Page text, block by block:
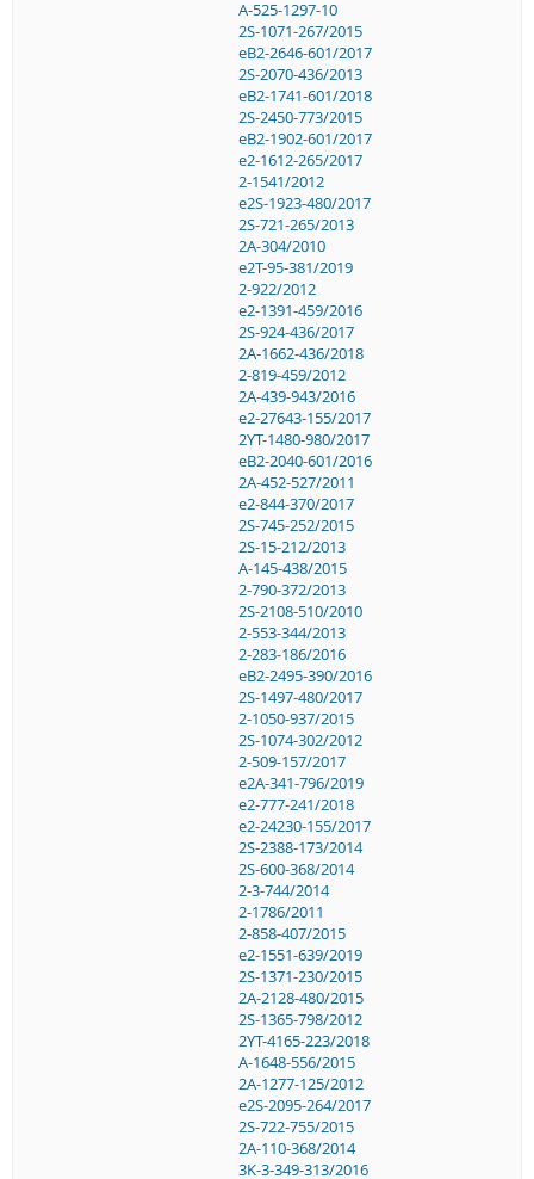
A-525-1297-10
2S-1071-267/2015
eB2-2646-601/2017
2S-2070-436/2013
eB2-1741-601/2018
2S-2450-773/2015
eB2-1902-601/2017
e2-1612-265/2017
2-1541/2012
e2S-1923-480/2017
2S-721-265/2013
2A-304/2010
e2T-95-381/2019
2-922/2012
e2-1391-459/2016
2S-924-436/2017
2A-1662-436/2018
2-819-459/2012
2A-439-943/2016
e2-27643-155/2017
2YT-1480-980/2017
eB2-2040-601/2016
2A-452-527/2011
e2-844-370/2017
2S-745-252/2015
2S-15-212/2013
A-145-438/2015
2-790-372/2013
2S-2108-510/2010
2-553-344/2013
2-283-186/2016
eB2-2495-390/2016
2S-1497-480/2017
2-1050-937/2015
2S-1074-302/2012
2-509-157/2017
e2A-341-796/2019
e2-777-241/2018
e2-24230-155/2017
2S-2388-173/2014
2S-600-368/2014
2-3-744/2014
2-1786/2011
2-858-407/2015
e2-1551-639/2019
2S-1371-230/2015
2A-2128-480/2015
2S-1365-798/2012
2YT-4165-223/2018
A-1648-556/2015
2A-1277-125/2012
e2S-2095-264/2017
2S-722-755/2015
2A-110-368/2014
3K-3-349-313/2016